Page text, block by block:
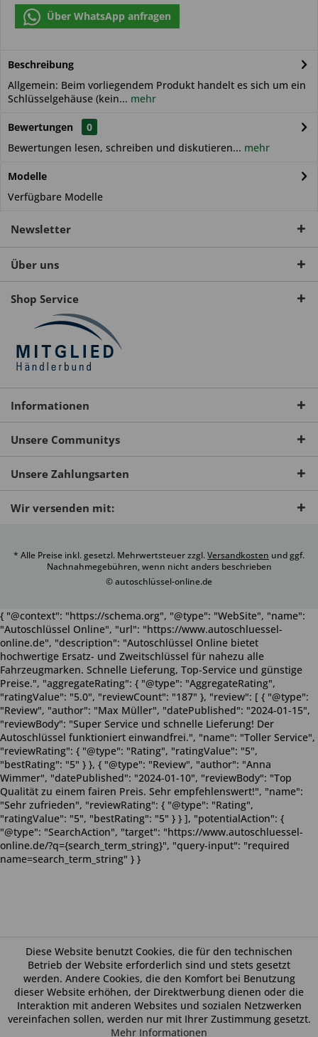
Über WhatsApp anfragen
Beschreibung
Allgemein: Beim vorliegendem Produkt handelt es sich um ein
Schlüsselgehäuse (kein... mehr
Bewertungen
0
Bewertungen lesen, schreiben und diskutieren... mehr
Modelle
Verfügbare Modelle
Newsletter
Über uns
Shop Service
Informationen
Unsere Communitys
Unsere Zahlungsarten
Wir versenden mit:
* Alle Preise inkl. gesetzl. Mehrwertsteuer zzgl.Versandkosten und ggf.
Nachnahmegebühren, wenn nicht anders beschrieben
© autoschlüssel-online.de
Diese Website benutzt Cookies, die für den technischen
Betrieb der Website erforderlich sind und stets gesetzt
werden. Andere Cookies, die den Komfort bei Benutzung
dieser Website erhöhen, der Direktwerbung dienen oder die
Interaktion mit anderen Websites und sozialen Netzwerken
vereinfachen sollen, werden nur mit Ihrer Zustimmung gesetzt.
Mehr Informationen
{ "@context": "https://schema.org", "@type": "WebSite", "name":
"Autoschlüssel Online", "url": "https://www.autoschluessel-
online.de", "description": "Autoschlüssel Online bietet
hochwertige Ersatz- und Zweitschlüssel für nahezu alle
Fahrzeugmarken. Schnelle Lieferung, Top-Service und günstige
Preise.", "aggregateRating": { "@type": "AggregateRating",
"ratingValue": "5.0", "reviewCount": "187" }, "review": [ { "@type":
"Review", "author": "Max Müller", "datePublished": "2024-01-15",
"reviewBody": "Super Service und schnelle Lieferung! Der
Autoschlüssel funktioniert einwandfrei.", "name": "Toller Service",
"reviewRating": { "@type": "Rating", "ratingValue": "5",
"bestRating": "5" } }, { "@type": "Review", "author": "Anna
Wimmer", "datePublished": "2024-01-10", "reviewBody": "Top
Qualität zu einem fairen Preis. Sehr empfehlenswert!", "name":
"Sehr zufrieden", "reviewRating": { "@type": "Rating",
"ratingValue": "5", "bestRating": "5" } } ], "potentialAction": {
"@type": "SearchAction", "target": "https://www.autoschluessel-
online.de/?q={search_term_string}", "query-input": "required
name=search_term_string" } }